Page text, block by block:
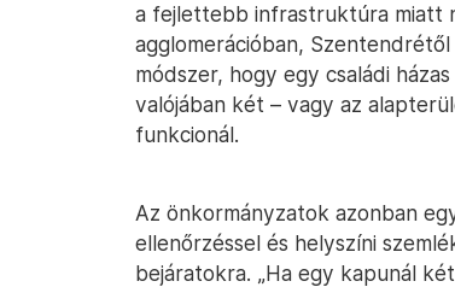
a fejlettebb infrastruktúra miatt
agglomerációban,
módszer, hogy egy családi
valójában két – vagy az
funkcionál.
Az önkormányzatok azonban
ellenőrzéssel és helyszíni
bejáratokra. „Ha egy kapunál